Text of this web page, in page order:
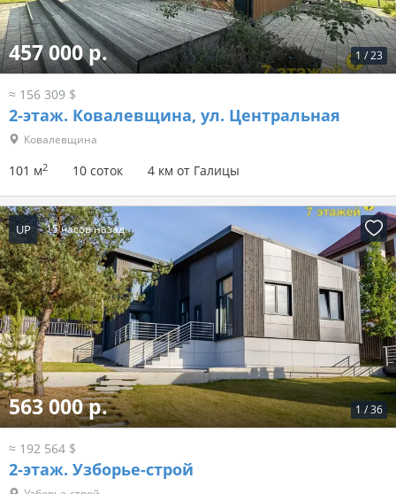
1 /23
457 000 р.
≈ 156 309 $
2-этаж. Ковалевщина, ул. Центральная
Ковалевщина
101 м2 10 соток 4 км от Галицы
UP 15 часов назад
1 /36
563 000 р.
≈ 192 564 $
2-этаж. Узборье-строй